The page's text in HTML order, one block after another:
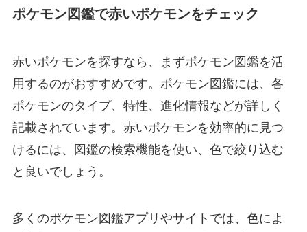
ポケモン図鑑で赤いポケモンをチェック
赤いポケモンを探すなら、まずポケモン図鑑を活
用するのがおすすめです。ポケモン図鑑には、各
ポケモンのタイプ、特性、進化情報などが詳しく
記載されています。赤いポケモンを効率的に見つ
けるには、図鑑の検索機能を使い、色で絞り込む
と良いでしょう。
多くのポケモン図鑑アプリやサイトでは、色によ